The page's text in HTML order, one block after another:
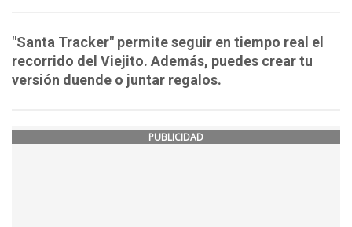
"Santa Tracker" permite seguir en tiempo real el
recorrido del Viejito. Además, puedes crear tu
versión duende o juntar regalos.
PUBLICIDAD